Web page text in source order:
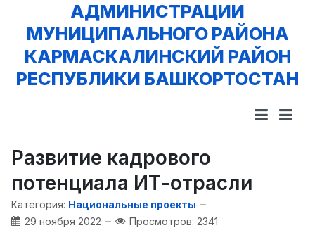
АДМИНИСТРАЦИИ
МУНИЦИПАЛЬНОГО РАЙОНА
КАРМАСКАЛИНСКИЙ РАЙОН
РЕСПУБЛИКИ БАШКОРТОСТАН
Развитие кадрового
потенциала ИТ-отрасли
Категория: Национальные проекты
29 ноября 2022
Просмотров: 2341